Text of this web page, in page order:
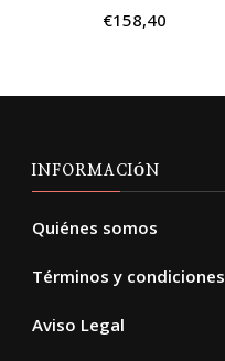
€158,40
INFORMACIÓN
Quiénes somos
Términos y condiciones
Aviso Legal